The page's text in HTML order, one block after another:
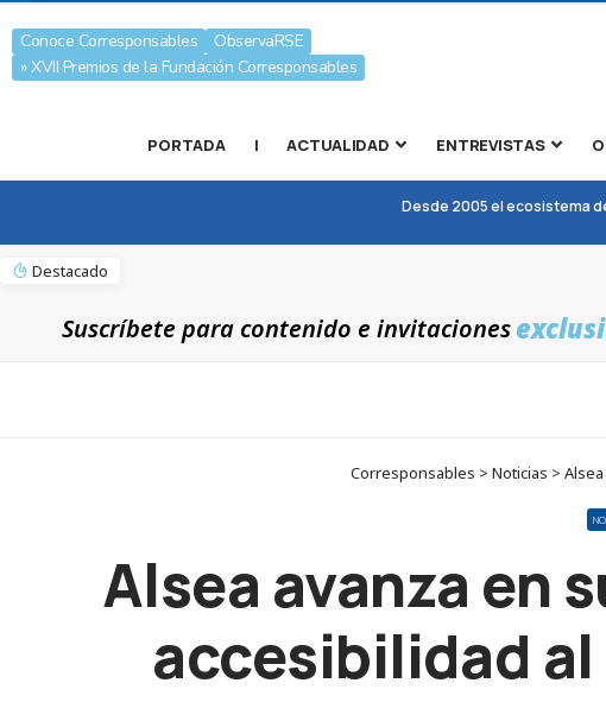
Conoce Corresponsables
ObservaRSE
» XVII Premios de la Fundación Corresponsables
PORTADA | ACTUALIDAD ENTREVISTAS
Desde 2005 el ecosistema
Destacado
Suscríbete para contenido e invitaciones
Corresponsables > Noticias >
Alsea avanza en
accesibilidad